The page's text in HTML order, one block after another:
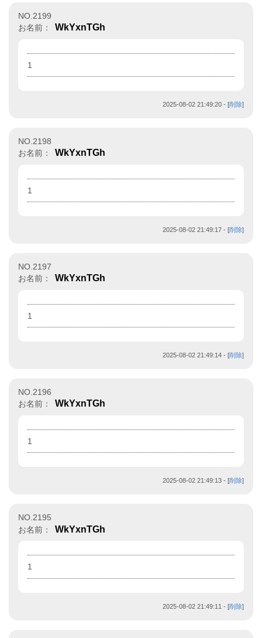
NO.2199
お名前：
WkYxnTGh
1
2025-08-02 21:49:20 - [削除]
NO.2198
お名前：
WkYxnTGh
1
2025-08-02 21:49:17 - [削除]
NO.2197
お名前：
WkYxnTGh
1
2025-08-02 21:49:14 - [削除]
NO.2196
お名前：
WkYxnTGh
1
2025-08-02 21:49:13 - [削除]
NO.2195
お名前：
WkYxnTGh
1
2025-08-02 21:49:11 - [削除]